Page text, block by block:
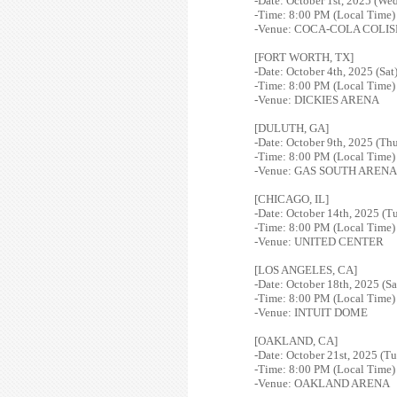
-Time: 8:00 PM (Local Time)
-Venue: COCA-COLA
[FORT WORTH, TX]
-Date: October 4th, 2025 (Sat)
-Time: 8:00 PM (Local Time)
-Venue: DICKIES ARENA
[DULUTH, GA]
-Date: October 9th, 2025
-Time: 8:00 PM (Local Time)
-Venue: GAS SOUTH ARENA
[CHICAGO, IL]
-Date: October 14th, 2025
-Time: 8:00 PM (Local Time)
-Venue: UNITED CENTER
[LOS ANGELES, CA]
-Date: October 18th, 2025
-Time: 8:00 PM (Local Time)
-Venue: INTUIT DOME
[OAKLAND, CA]
-Date: October 21st, 2025
-Time: 8:00 PM (Local Time)
-Venue: OAKLAND ARENA